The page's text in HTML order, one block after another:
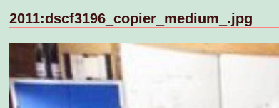
2011:dscf3196_copier_medium_.jpg